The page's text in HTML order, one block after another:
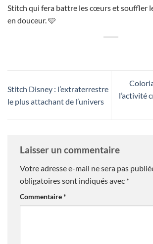
Stitch qui fera battre les cœurs et souffler
en douceur. 🩵
Stitch Disney : l’extraterrestre
le plus attachant de l’univers
l’activité
Laisser un commentaire
Votre adresse e-mail ne sera pas
obligatoires sont indiqués avec *
Commentaire*